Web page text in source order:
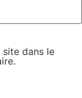
dans le